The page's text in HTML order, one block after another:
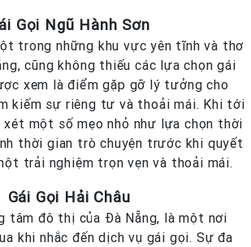
Gọi Ngũ Hành Sơn
trong những khu vực yên tĩnh và thơ
cũng không thiếu các lựa chọn gái
xem là điểm gặp gỡ lý tưởng cho
kiếm sự riêng tư và thoải mái. Khi tới
xét một số mẹo nhỏ như lựa chọn thời
thời gian trò chuyện trước khi quyết
trải nghiệm trọn vẹn và thoải mái.
Gái Gọi Hải Châu
tâm đô thị của Đà Nẵng, là một nơi
khi nhắc đến dịch vụ gái gọi. Sự đa